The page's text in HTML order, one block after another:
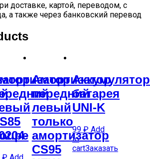
доставке, картой, переводом, с
а также через банковский перевод
Амортизатор
передний
левый
только
амортизатор
CS95
батарея
UNI-K
99 ₽ Add
to
cartЗаказать